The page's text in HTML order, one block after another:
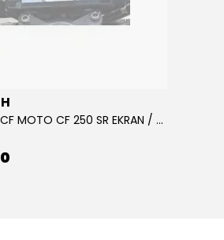
AEL-TECH CF MOTO CF 250 SR EKRAN / GÖSTERGE KORUYUCU 2023-2025